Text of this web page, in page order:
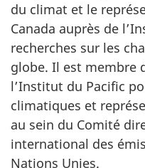
du climat et le
Canada auprès de
recherches sur les
globe. Il est membre
l’Institut du Pacific
climatiques et
au sein du Comité
international des
Nations Unies.